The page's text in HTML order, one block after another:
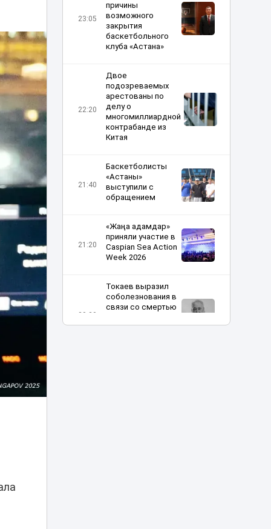
23:05
причины
возможного
закрытия
баскетбольного
клуба «Астана»
22:20
Двое
подозреваемых
арестованы по
делу о
многомиллиардной
контрабанде из
Китая
21:40
Баскетболисты
«Астаны»
выступили с
обращением
21:20
«Жаңа адамдар»
приняли участие в
Caspian Sea Action
Week 2026
20:20
Токаев выразил
соболезнования в
связи со смертью
Ардака